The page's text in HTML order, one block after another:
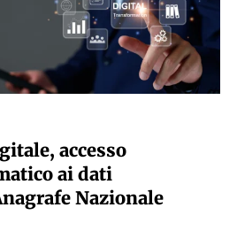
accesso
ai dati
Nazionale